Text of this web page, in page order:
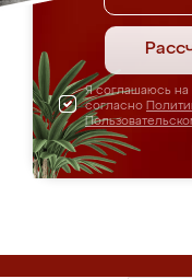
Я соглашаюсь на
согласно